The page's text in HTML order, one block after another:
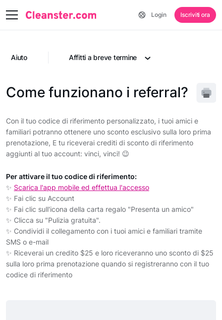
Login Iscriviti ora
Aiuto Affitti a breve termine
Come funzionano i referral?
Con il tuo codice di riferimento personalizzato, i tuoi amici e
familiari potranno ottenere uno sconto esclusivo sulla loro prima
prenotazione, E tu riceverai crediti di sconto di riferimento
aggiunti al tuo account: vinci, vinci! 😉
Per attivare il tuo codice di riferimento:
✨ Scarica l'app mobile ed effettua l'accesso
✨ Fai clic su Account
✨ Fai clic sull'icona della carta regalo "Presenta un amico"
✨ Clicca su "Pulizia gratuita".
✨ Condividi il collegamento con i tuoi amici e familiari tramite
SMS o e-mail
✨ Riceverai un credito $25 e loro riceveranno uno sconto di $25
sulla loro prima prenotazione quando si registreranno con il tuo
codice di riferimento